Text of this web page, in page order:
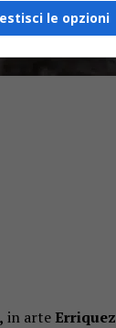
in arte Erriquez
le opzioni